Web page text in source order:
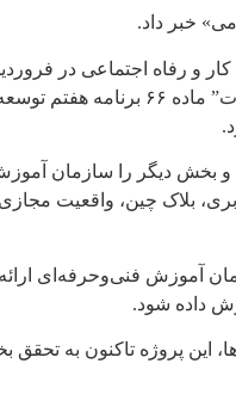
خبر داد.
و رفاه اجتماعی در
بخش دیگر را سازمان
بلاک چین، واقعیت
آموزش فنی‌وحرفه‌ای
داده شود.
پروژه تاکنون به تحقق